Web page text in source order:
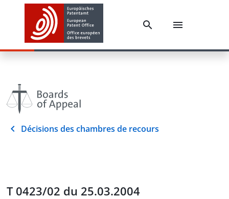
Décisions des chambres de recours
T 0423/02 du 25.03.2004